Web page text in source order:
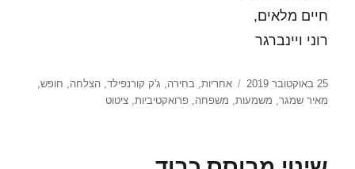
חיים מלאים,
רוני ויינברגר
פורסם
בתאריך
25 באוקטובר 2019 תגיות
אחריות,בחירה, ג'ק קורנפילד,הצלחה, חופש,
מאיר שמגר, משמעות, משפחה,פרואקטיביות,ציטוט